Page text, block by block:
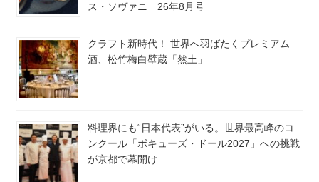
ス・ソヴァニ 26年8月号
クラフト新時代！ 世界へ羽ばたくプレミアム
酒、松竹梅白壁蔵「然土」
料理界にも“日本代表”がいる。世界最高峰のコ
ンクール「ボキューズ・ドール2027」への挑戦
が京都で幕開け